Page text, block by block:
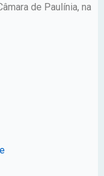
de Paulínia, na